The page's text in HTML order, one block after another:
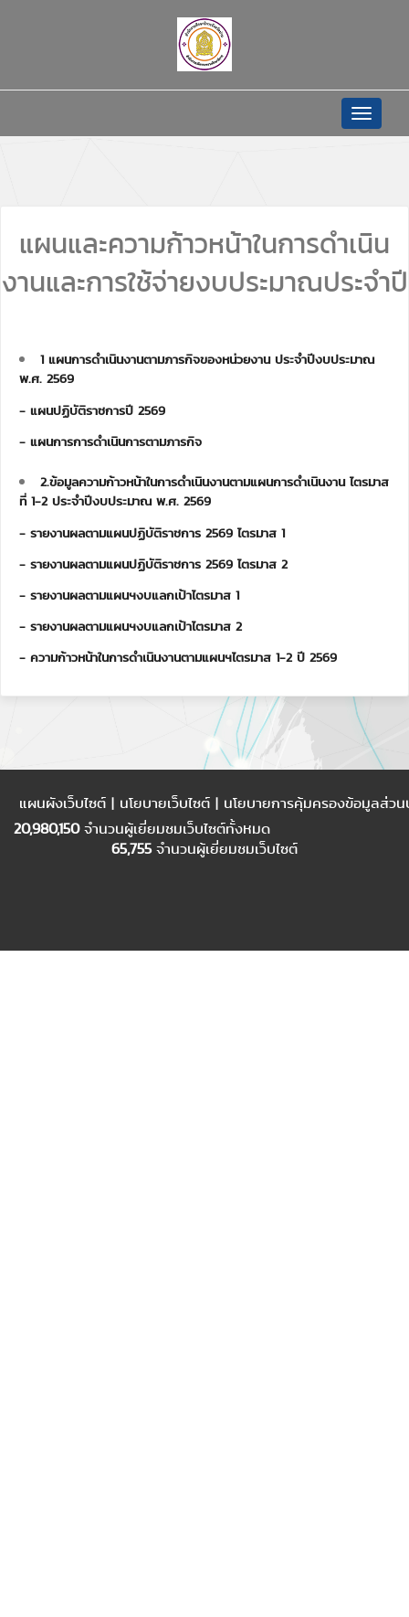
Toggle
แผนและความก้าวหน้าในการดำเนิน
งานและการใช้จ่ายงบประมาณประจำปี
1 แผนการดำเนินงานตามภารกิจของหน่วยงาน ประจำปีงบประมาณ
พ.ศ. 2569
- แผนปฏิบัติราชการปี 2569
- แผนการการดำเนินการตามภารกิจ
2.ข้อมูลความก้าวหน้าในการดำเนินงานตามแผนการดำเนินงาน ไตรมาส
ที่ 1-2 ประจำปีงบประมาณ พ.ศ. 2569
- รายงานผลตามแผนปฏิบัติราชการ 2569 ไตรมาส 1
- รายงานผลตามแผนปฏิบัติราชการ 2569 ไตรมาส 2
- รายงานผลตามแผนฯงบแลกเป้าไตรมาส 1
- รายงานผลตามแผนฯงบแลกเป้าไตรมาส 2
- ความก้าวหน้าในการดำเนินงานตามแผนฯไตรมาส 1-2 ปี 2569
แผนผังเว็บไซต์ | นโยบายเว็บไซต์ | นโยบายการคุ้มครองข้อมูลส่
20,980,150 จำนวนผู้เยี่ยมชมเว็บไซต์ทั้งหมด
65,755 จำนวนผู้เยี่ยมชมเว็บไซต์